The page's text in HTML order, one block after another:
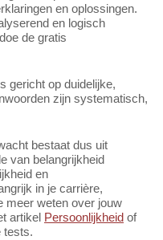
en oplossingen.
en logisch
de gratis
gericht op duidelijke,
zijn systematisch,
bestaat dus uit
van belangrijkheid
en
in je carrière,
meer weten over jouw
artikel Persoonlijkheid of
tests.